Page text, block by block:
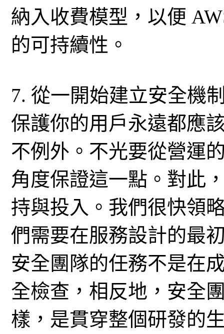
納入收費模型，以便
的可持續性。
7. 從一開始建立安全機
保護你的用戶永遠都應
不例外。不光要從營運
角度保證這一點。對此
持與投入。我們很快領
們需要在服務設計的最
安全團隊的任務不是在
全檢查，相反地，安全
樣，是貫穿整個研發的